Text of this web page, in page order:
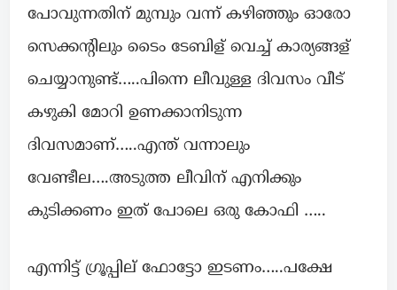
പോവുന്നതിന് മുമ്പും വന്ന് കഴിഞ്ഞും ഓരോ
സെക്കൻ്റിലും ടൈം ടേബിള് വെച്ച് കാര്യങ്ങള്
ചെയ്യാനുണ്ട്…..പിന്നെ ലീവുള്ള ദിവസം വീട്
കഴുകി മോറി ഉണക്കാനിടുന്ന
ദിവസമാണ്…..എന്ത് വന്നാലും
വേണ്ടീല….അടുത്ത ലീവിന് എനിക്കും
കുടിക്കണം ഇത് പോലെ ഒരു കോഫി …..
എന്നിട്ട് ഗ്രൂപ്പില് ഫോട്ടോ ഇടണം…..പക്ഷേ